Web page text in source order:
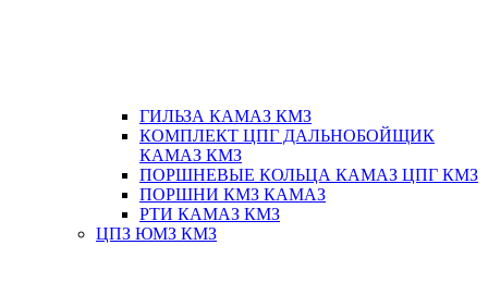
ГИЛЬЗА КАМАЗ КМЗ
КОМПЛЕКТ ЦПГ ДАЛЬНОБОЙЩИК
КАМАЗ КМЗ
ПОРШНЕВЫЕ КОЛЬЦА КАМАЗ ЦПГ КМЗ
ПОРШНИ КМЗ КАМАЗ
РТИ КАМАЗ КМЗ
ЦПЗ ЮМЗ КМЗ